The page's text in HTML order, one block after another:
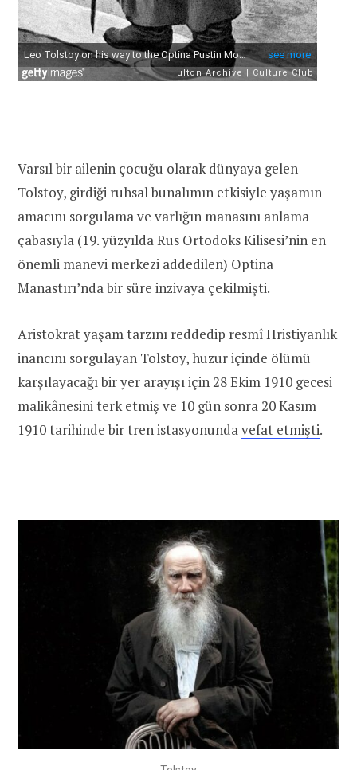
Varsıl bir ailenin çocuğu olarak dünyaya gelen
Tolstoy, girdiği ruhsal bunalımın etkisiyle yaşamın
amacını sorgulamave varlığın manasını anlama
çabasıyla (19. yüzyılda Rus Ortodoks Kilisesi’nin en
önemli manevi merkezi addedilen) Optina
Manastırı’nda bir süre inzivaya çekilmişti.
Aristokrat yaşam tarzını reddedip resmî Hristiyanlık
inancını sorgulayan Tolstoy, huzur içinde ölümü
karşılayacağı bir yer arayışı için 28 Ekim 1910 gecesi
malikânesini terk etmiş ve 10 gün sonra 20 Kasım
1910 tarihinde bir tren istasyonundavefat etmişti.